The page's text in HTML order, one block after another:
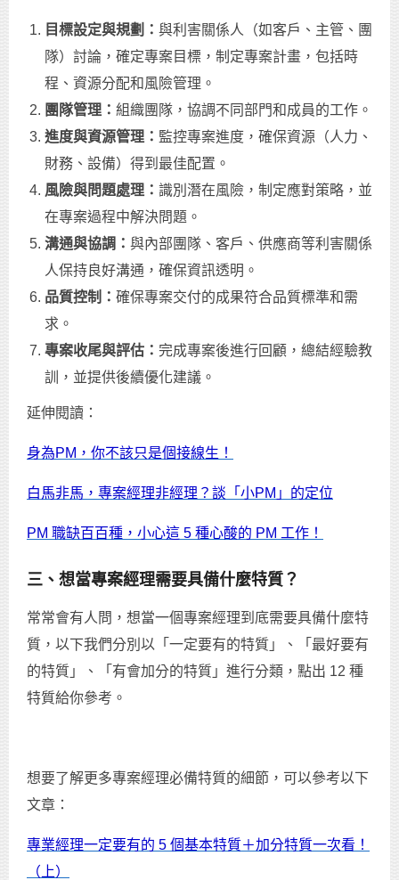
目標設定與規劃： 與利害關係人（如客戶、主管、團
隊）討論，確定專案目標，制定專案計畫，包括時
程、資源分配和風險管理。
團隊管理： 組織團隊，協調不同部門和成員的工作。
進度與資源管理： 監控專案進度，確保資源（人力、
財務、設備）得到最佳配置。
風險與問題處理： 識別潛在風險，制定應對策略，並
在專案過程中解決問題。
溝通與協調： 與內部團隊、客戶、供應商等利害關係
人保持良好溝通，確保資訊透明。
品質控制： 確保專案交付的成果符合品質標準和需
求。
專案收尾與評估： 完成專案後進行回顧，總結經驗教
訓，並提供後續優化建議。
延伸閱讀：
身為PM，你不該只是個接線生！
白馬非馬，專案經理非經理？談「小PM」的定位
PM 職缺百百種，小心這 5 種心酸的 PM 工作！
三、想當專案經理需要具備什麼特質？
常常會有人問，想當一個專案經理到底需要具備什麼特
質，以下我們分別以「一定要有的特質」、「最好要有
的特質」、「有會加分的特質」進行分類，點出 12 種
特質給你參考。
想要了解更多專案經理必備特質的細節，可以參考以下
文章：
專業經理一定要有的 5 個基本特質＋加分特質一次看！
（上）